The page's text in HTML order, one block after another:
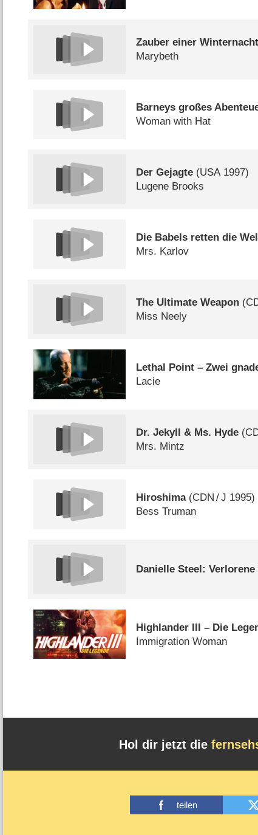
Zauber einer Winternacht
Marybeth
Barneys großes
Woman with Hat
Der Gejagte (USA1997)
Lugene Brooks
Die Babels retten die
Mrs. Karlov
The Ultimate Weapon (
Miss Neely
Lethal Point – Zwei
Lacie
Dr. Jekyll & Ms. Hyde (
Mrs. Mintz
Hiroshima(CDN /J 1995)
Bess Truman
Danielle Steel:
Highlander III – Die
Immigration Woman
Hol dir jetzt die
teilen